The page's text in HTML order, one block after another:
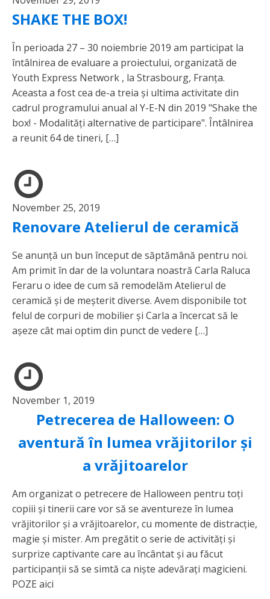
SHAKE THE BOX!
În perioada 27 – 30 noiembrie 2019 am participat la
întâlnirea de evaluare a proiectului, organizată de
Youth Express Network , la Strasbourg, Franța.
Aceasta a fost cea de-a treia și ultima activitate din
cadrul programului anual al Y-E-N din 2019 "Shake the
box! - Modalități alternative de participare". Întâlnirea
a reunit 64 de tineri, […]
November 25, 2019
Renovare Atelierul de ceramică
Se anunță un bun început de săptămână pentru noi.
Am primit în dar de la voluntara noastră Carla Raluca
Feraru o idee de cum să remodelăm Atelierul de
ceramică și de meșterit diverse. Avem disponibile tot
felul de corpuri de mobilier și Carla a încercat să le
așeze cât mai optim din punct de vedere […]
November 1, 2019
Petrecerea de Halloween: O
aventură în lumea vrăjitorilor și
a vrăjitoarelor
Am organizat o petrecere de Halloween pentru toți
copiii și tinerii care vor să se aventureze în lumea
vrăjitorilor și a vrăjitoarelor, cu momente de distracție,
magie și mister. Am pregătit o serie de activități și
surprize captivante care au încântat și au făcut
participanții să se simtă ca niște adevărați magicieni.
POZE aici